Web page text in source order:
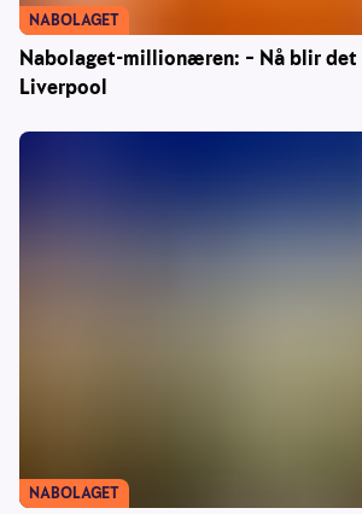
Nabolaget-millionæren: – Nå blir
Liverpool
NABOLAGET
NABOLAGET